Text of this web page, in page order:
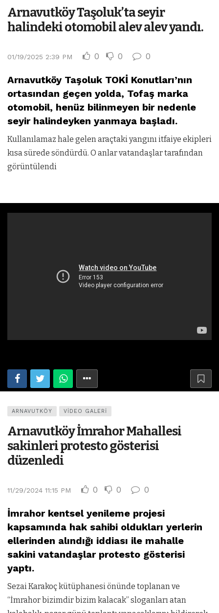
Arnavutköy Taşoluk’ta seyir
halindeki otomobil alev alev yandı.
01/19/2025 2:39 PM 0 0 0
Arnavutköy Taşoluk TOKİ Konutları’nın
ortasından geçen yolda, Tofaş marka
otomobil, henüz bilinmeyen bir nedenle
seyir halindeyken yanmaya başladı.
Kullanılamaz hale gelen araçtaki yangını itfaiye ekipleri
kısa sürede söndürdü. O anlar vatandaşlar tarafından
görüntülendi
ARNAVUTKÖY VIDEO GALERI
Arnavutköy İmrahor Mahallesi
sakinleri protesto gösterisi
düzenledi
11/29/2024 11:15 PM 0 0 0
İmrahor kentsel yenileme projesi
kapsamında hak sahibi oldukları yerlerin
ellerinden alındığı iddiası ile mahalle
sakini vatandaşlar protesto gösterisi
yaptı.
Sezai Karakoç kütüphanesi önünde toplanan ve
“İmrahor bizimdir bizim kalacak” sloganları atan